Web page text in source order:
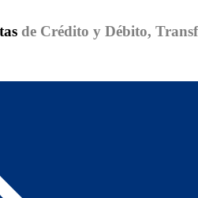
de Crédito y Débito,